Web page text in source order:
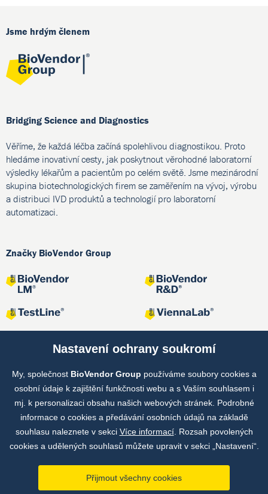
Jsme hrdým členem
Bridging Science and Diagnostics
Věříme, že každá léčba začíná spolehlivou diagnostikou. Proto
hledáme inovativní cesty, jak poskytnout věrohodné laboratorní
výsledky lékařům a pacientům po celém světě. Jsme mezinárodní
skupina biotechnologických firem se zaměřením na vývoj, výrobu
a distribuci IVD produktů a technologií pro laboratorní
automatizaci.
Značky BioVendor Group
Společné projekty
Nastavení ochrany soukromí
My, společnost BioVendor Group používáme soubory cookies a
osobní údaje k zajištění funkčnosti webu a s Vaším souhlasem i
mj. k personalizaci obsahu našich webových stránek. Podrobné
informace o cookies a předávání osobních údajů na základě
souhlasu naleznete v sekci Více informací. Rozsah povolených
cookies a udělených souhlasů můžete upravit v sekci „Nastavení“.
Přijmout všechny cookies